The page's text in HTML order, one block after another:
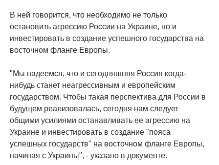
В ней говорится, что необходимо не только
остановить агрессию России на Украине, но и
инвестировать в создание успешного государства на
восточном фланге Европы.
"Мы надеемся, что и сегодняшняя Россия когда-
нибудь станет неагрессивным и европейским
государством. Чтобы такая перспектива для России в
будущем реализовалась, сегодня нам следует
общими усилиями останавливать ее агрессию на
Украине и инвестировать в создание "пояса
успешных государств" на восточном фланге Европы,
начиная с Украины", - указано в документе.